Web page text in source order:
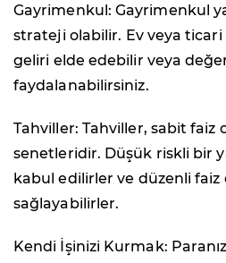
Gayrimenkul: Gayrimenkul
strateji olabilir. Ev veya
geliri elde edebilir veya
faydalanabilirsiniz.
Tahviller: Tahviller, sabit faiz
senetleridir. Düşük riskli bir
kabul edilirler ve düzenli faiz
sağlayabilirler.
Kendi İşinizi Kurmak: